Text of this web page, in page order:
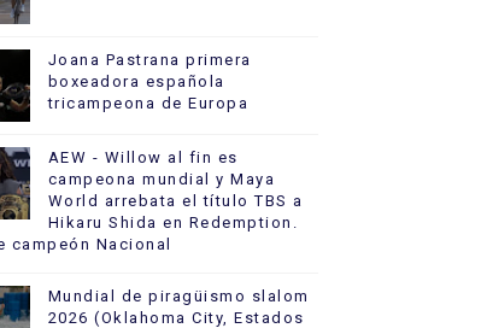
Joana Pastrana primera
boxeadora española
tricampeona de Europa
AEW - Willow al fin es
campeona mundial y Maya
World arrebata el título TBS a
Hikaru Shida en Redemption.
campeón Nacional
Mundial de piragüismo slalom
2026 (Oklahoma City, Estados